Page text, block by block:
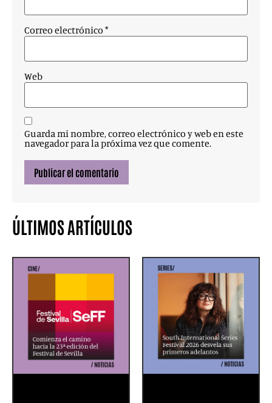
Correo electrónico *
Web
Guarda mi nombre, correo electrónico y web en este
navegador para la próxima vez que comente.
ÚLTIMOS ARTÍCULOS